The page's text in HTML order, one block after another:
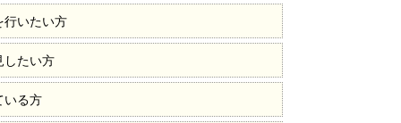
行いたい方
したい方
いる方